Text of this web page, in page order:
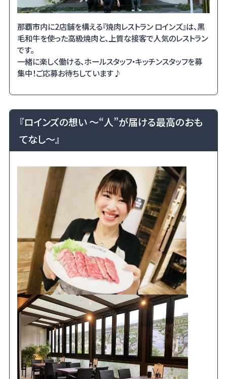
那覇市内に2店舗を構える『焼肉レストラン ロインズ』は、黒
毛和牛を使った高級焼肉と、上質な接客で人気のレストラン
です。
一緒に楽しく働ける、ホールスタッフ・キッチンスタッフを募
集中！ご応募お待ちしています♪
『ロインズの想い ～“人”が届ける最高のおも
てなし～』